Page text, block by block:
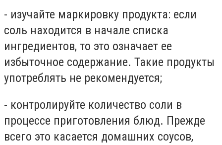
- изучайте маркировку продукта: если
соль находится в начале списка
ингредиентов, то это означает ее
избыточное содержание. Такие продукты
употреблять не рекомендуется;
- контролируйте количество соли в
процессе приготовления блюд. Прежде
всего это касается домашних соусов,